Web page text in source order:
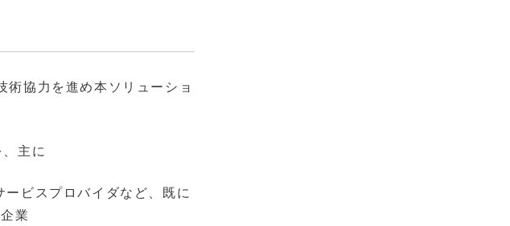
術協力を進め本ソリューショ
主に
ビスプロバイダなど、既に
業